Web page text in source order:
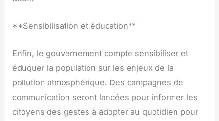
**Sensibilisation et éducation**
Enfin, le gouvernement compte sensibiliser et
éduquer la population sur les enjeux de la
pollution atmosphérique. Des campagnes de
communication seront lancées pour informer les
citoyens des gestes à adopter au quotidien pour